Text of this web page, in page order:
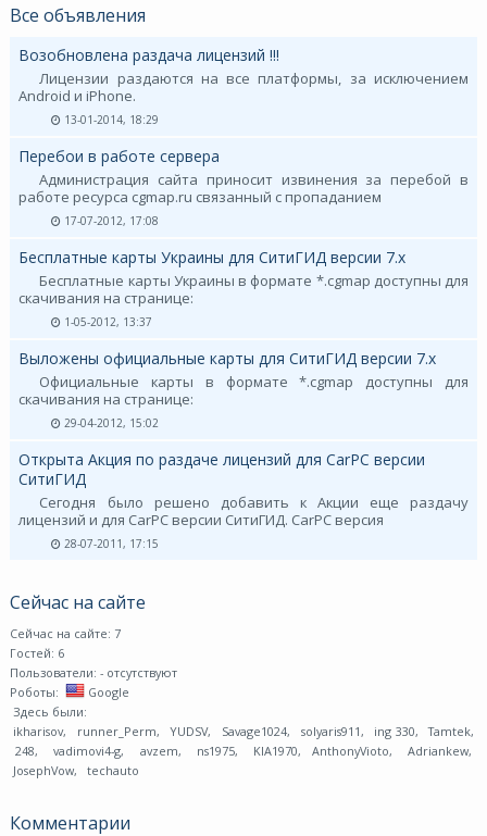
Все объявления
Возобновлена раздача лицензий !!!
Лицензии раздаются на все платформы, за исключением
Android и iPhone.
13-01-2014, 18:29
Перебои в работе сервера
Администрация сайта приносит извинения за перебой в
работе ресурса cgmap.ru связанный с пропаданием
17-07-2012, 17:08
Бесплатные карты Украины для СитиГИД версии 7.х
Бесплатные карты Украины в формате *.cgmap доступны для
скачивания на странице:
1-05-2012, 13:37
Выложены официальные карты для СитиГИД версии 7.х
Официальные карты в формате *.cgmap доступны для
скачивания на странице:
29-04-2012, 15:02
Открыта Акция по раздаче лицензий для CarPC версии
СитиГИД
Сегодня было решено добавить к Акции еще раздачу
лицензий и для CarPC версии СитиГИД. CarPC версия
28-07-2011, 17:15
Сейчас на сайте
Сейчас на сайте: 7
Гостей: 6
Пользователи: - отсутствуют
Роботы:
Google
Здесь были:
ikharisov, runner_Perm, YUDSV, Savage1024, solyaris911 , ing 330, Tamtek,
248, vadimovi4-g, avzem, ns1975, KIA1970, AnthonyVioto, Adriankew,
JosephVow, techauto
Комментарии